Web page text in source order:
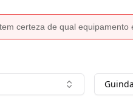
certeza de qual